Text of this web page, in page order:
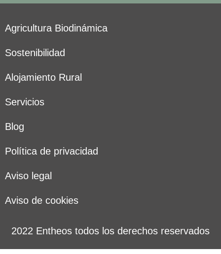
Agricultura Biodinámica
Sostenibilidad
Alojamiento Rural
Servicios
Blog
Política de privacidad
Aviso legal
Aviso de cookies
2022 Entheos todos los derechos reservados